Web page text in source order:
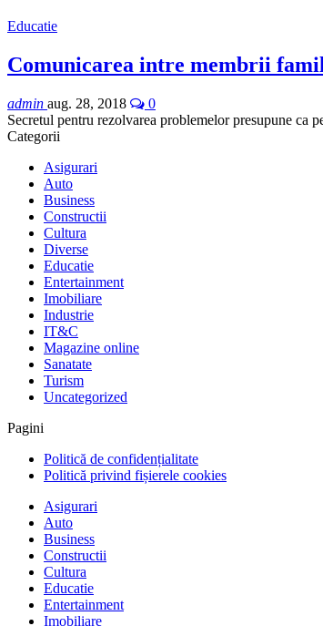
Educatie
Comunicarea intre membrii
admin aug. 28, 2018
0
Secretul pentru rezolvarea problemelor presupune ca
Categorii
Asigurari
Auto
Business
Constructii
Cultura
Diverse
Educatie
Entertainment
Imobiliare
Industrie
IT&C
Magazine online
Sanatate
Turism
Uncategorized
Pagini
Politică de confidențialitate
Politică privind fișierele cookies
Asigurari
Auto
Business
Constructii
Cultura
Educatie
Entertainment
Imobiliare